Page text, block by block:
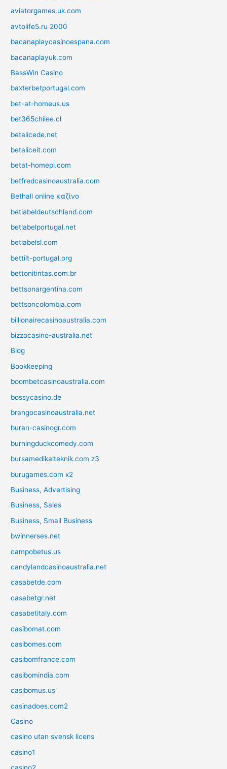
aviatorgames.uk.com
avtolife5.ru 2000
bacanaplaycasinoespana.com
bacanaplayuk.com
BassWin Casino
baxterbetportugal.com
bet-at-homeus.us
bet365chilee.cl
betalicede.net
betaliceit.com
betat-homepl.com
betfredcasinoaustralia.com
Bethall online καζίνο
betlabeldeutschland.com
betlabelportugal.net
betlabelsl.com
bettilt-portugal.org
bettonitintas.com.br
bettsonargentina.com
bettsoncolombia.com
billionairecasinoaustralia.com
bizzocasino-australia.net
Blog
Bookkeeping
boombetcasinoaustralia.com
bossycasino.de
brangocasinoaustralia.net
buran-casinogr.com
burningduckcomedy.com
bursamedikalteknik.com z3
burugames.com x2
Business, Advertising
Business, Sales
Business, Small Business
bwinnerses.net
campobetus.us
candylandcasinoaustralia.net
casabetde.com
casabetgr.net
casabetitaly.com
casibomat.com
casibomes.com
casibomfrance.com
casibomindia.com
casibomus.us
casinadoes.com2
Casino
casino utan svensk licens
casino1